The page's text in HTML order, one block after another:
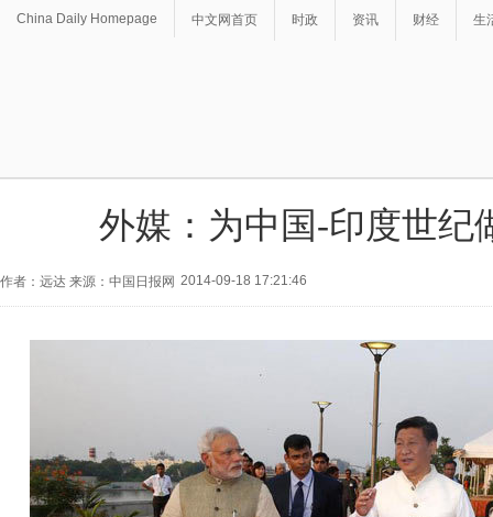
China Daily Homepage 中文网首页 时政 资讯 财经 生
外媒：为中国-印度世纪
作者：远达 来源：中国日报网 2014-09-18 17:21:46